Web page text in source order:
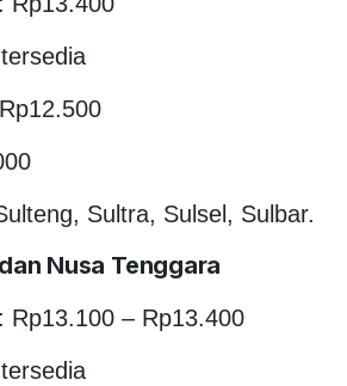
Sultra, Sulsel, Sulbar.
Nusa Tenggara
Rp13.100 – Rp13.400